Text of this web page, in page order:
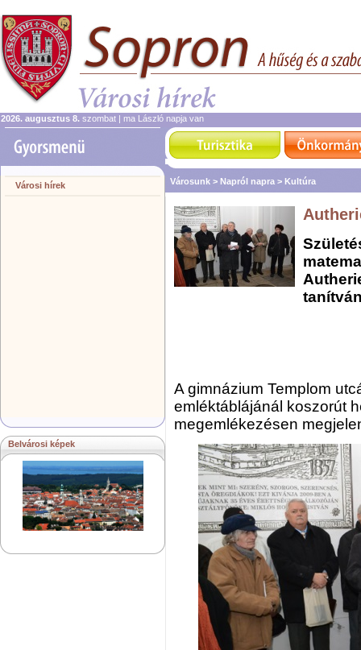
2026. augusztus 8. szombat | ma László napja van
Városi hírek
Belvárosi képek
Városunk > Napról napra > Kultúra
A gimnázium Templom
emléktáblájánál koszorút
megemlékezésen